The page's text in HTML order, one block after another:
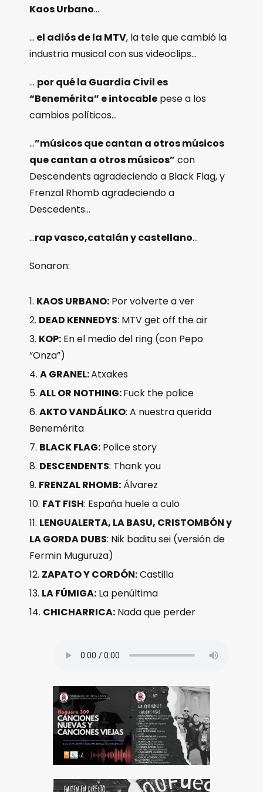
Kaos Urbano…
… el adiós de la MTV, la tele que cambió la
industria musical con sus videoclips…
… por qué la Guardia Civil es
“Benemérita” e intocable pese a los
cambios políticos…
…”músicos que cantan a otros músicos
que cantan a otros músicos” con
Descendents agradeciendo a Black Flag, y
Frenzal Rhomb agradeciendo a
Descedents…
…rap vasco,catalán y castellano…
Sonaron:
KAOS URBANO: Por volverte a ver
DEAD KENNEDYS: MTV get off the air
KOP: En el medio del ring (con Pepo
“Onza”)
A GRANEL:Atxakes
ALL OR NOTHING:Fuck the police
AKTO VANDÁLIKO: A nuestra querida
Benemérita
BLACK FLAG: Police story
DESCENDENTS: Thank you
FRENZAL RHOMB: Álvarez
FAT FISH: España huele a culo
LENGUALERTA, LA BASU, CRISTOMBÓN y
LA GORDA DUBS: Nik baditu sei (versión de
Fermin Muguruza)
ZAPATO Y CORDÓN:Castilla
LA FÚMIGA: La penúltima
CHICHARRICA: Nada que perder